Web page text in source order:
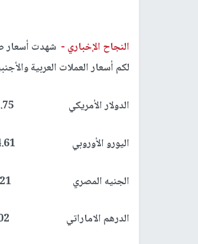
النجاح الإخباري - شهدت أسعار
لكم أسعار العملات العربية والأجنبية اليوم
الدولار الأمريكي 3.75 ريال سعودي
اليورو الأوروبي 4.61 ريال سعودي
الجنيه المصري 0.21 ريال سعودي
الدرهم الاماراتي 1.02 ريال سعودي